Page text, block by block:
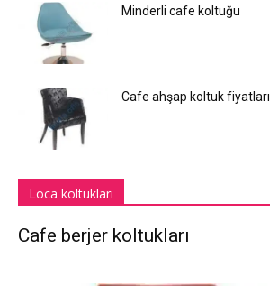
Minderli cafe koltuğu
Cafe ahşap koltuk fiyatları
Loca koltukları
Cafe berjer koltukları